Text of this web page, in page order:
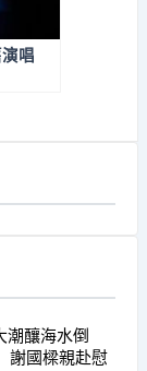
唱
潮釀海水倒
國樑親赴慰